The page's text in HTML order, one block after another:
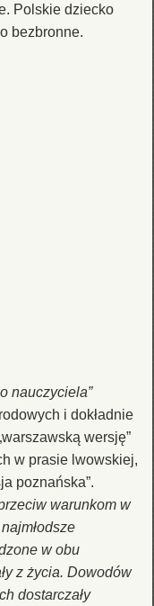
Polskie dziecko
bezbronne.
nauczyciela”
i dokładnie
wersję”
w prasie lwowskiej,
poznańska”.
warunkom w
w obu
z życia. Dowodów
dostarczały